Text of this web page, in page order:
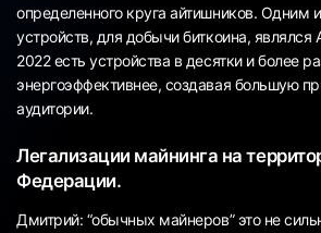
определенного круга айтишников. Одним
устройств, для добычи биткоина, являлся
2022 есть устройства в десятки и более
энергоэффективнее, создавая большую
аудитории.
Легализации майнинга на
Федерации.
Дмитрий: “обычных майнеров” это не